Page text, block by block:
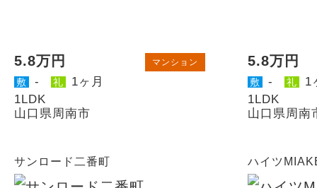
5.8万円 マンション
敷 - 礼
1ヶ月
1LDK
山口県周南市
5.8万円
敷 - 礼
1
1LDK
山口県周南
サンロード二番町 ハイツ